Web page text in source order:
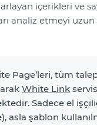
içerikleri ve
analiz etmeyi
Page’leri, tüm
White Link
Sadece el
asla şablon